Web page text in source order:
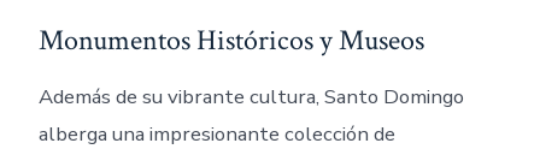
Monumentos Históricos y Museos
Además de su vibrante cultura, Santo Domingo
alberga una impresionante colección de